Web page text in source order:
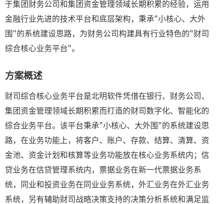
于集团财务公司和集团资金管理领域长期积累的经验，运用
金融行业先进的技术平台和底层架构，秉承"小核心、大外
围"的系统建设思路，为财务公司构建具有行业特色的"财司
综合核心业务平台"。
方案概述
财司综合核心业务平台是北明软件凭借在银行、财务公司、
集团资金管理领域长期积累而打造的财司数字化、智能化的
综合业务平台。该平台秉承"小核心、大外围"的系统建设思
路，在业务功能上，将客户、账户、存款、结算、清算、资
金池、资金计划和核算等业务功能放在核心业务系统内；信
贷业务在信贷管理系统内，票据业务在新一代票据业务系
统，同业和投资业务在同业业务系统，外汇业务在外汇业务
系统，另有辅助财司战略决策支持的决策分析系统和满足监